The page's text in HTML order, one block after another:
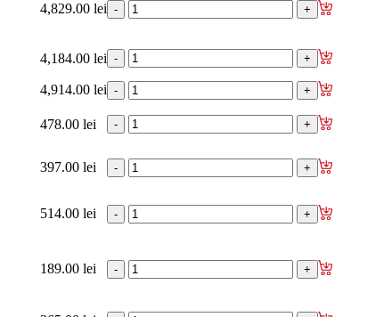
4,829.00 lei
4,184.00 lei
4,914.00 lei
478.00 lei
397.00 lei
514.00 lei
189.00 lei